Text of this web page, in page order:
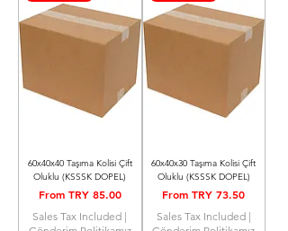
60x40x40 Taşıma Kolisi Çift
Oluklu (KSSSK DOPEL)
From TRY 85.00
Sale Price
Sales Tax Included |
60x40x30 Taşıma Kolisi Çift
Oluklu (KSSSK DOPEL)
FromTRY 73.50
Sale Price
Sales Tax Included|